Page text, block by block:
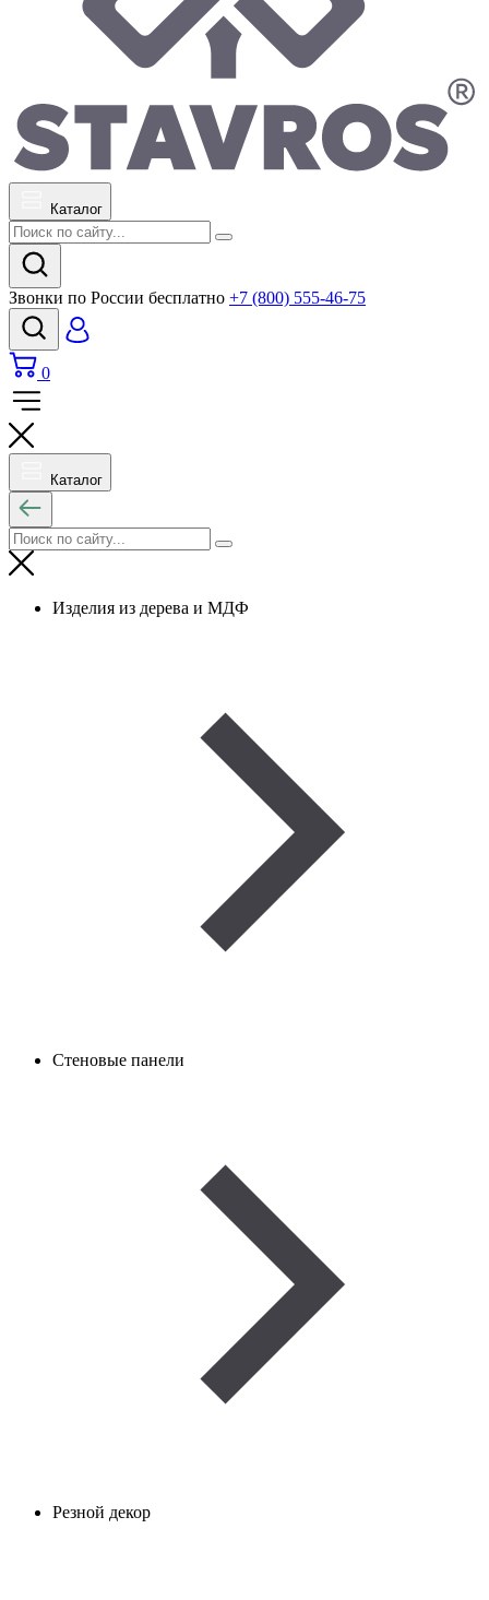
Каталог
Звонки по России бесплатно +7 (800) 555-46-75
0
Каталог
Изделия из дерева и МДФ
Стеновые панели
Резной декор